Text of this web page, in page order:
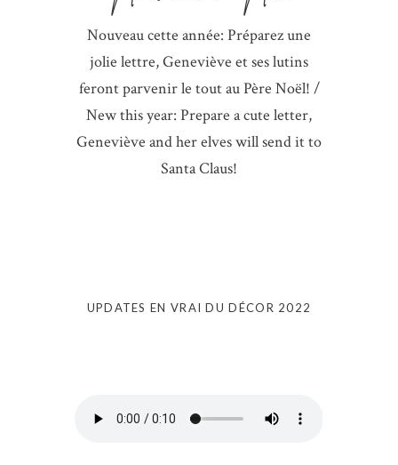
Nouveau cette année: Préparez une
jolie lettre, Geneviève et ses lutins
feront parvenir le tout au Père Noël! /
New this year: Prepare a cute letter,
Geneviève and her elves will send it to
Santa Claus!
UPDATES EN VRAI DU DÉCOR 2022